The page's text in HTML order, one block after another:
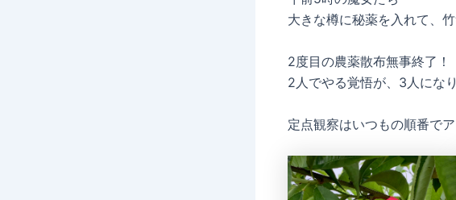
大きな樽に秘薬を入れて、竹
2度目の農薬散布無事終了！
2人でやる覚悟が、3人にな
定点観察はいつもの順番でア